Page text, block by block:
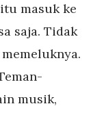
masuk ke
saja. Tidak
musik,